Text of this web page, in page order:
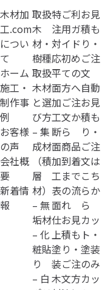
木材加
工.com
につい
て
ホーム
施工・
制作事
例
お客様
の声
会社概
要
新着情
報
取扱
木
材・
樹種
取扱
木材
と選
び方
– 集
成材
（積
層
材）
– 無
垢材
– 化
粧貼
り
– 白
特
注
対
応
平
面
加
工
断
面
加
工
表
面
仕
上
塗
装
木
ご利
用ガ
イド
初め
ての
方へ
ご注
文か
ら
商品
到着
まで
の流
れ
お見
積も
り・
ご注
文方
お見
積も
り・
ご注
文
自動
お見
積も
り・
ご注
文は
こち
らか
ら
カッ
ト・
塗装
のみ
カッ